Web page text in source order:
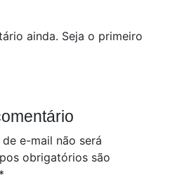
ainda. Seja o primeiro
e-mail não será
obrigatórios são
*